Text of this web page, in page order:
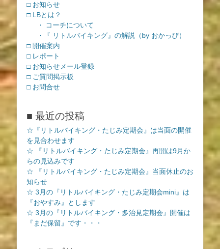
□ お知らせ
□ LBとは？
・ コーチについて
・『 リトルバイキング』の解説（by おかっぴ）
□ 開催案内
□ レポート
□ お知らせメール登録
□ ご質問掲示板
□ お問合せ
■ 最近の投稿
☆『リトルバイキング・たじみ定期会』は当面の開催
を見合わせます
☆ 『リトルバイキング・たじみ定期会』再開は9月か
らの見込みです
☆ 『リトルバイキング・たじみ定期会』当面休止のお
知らせ
☆ 3月の『リトルバイキング・たじみ定期会mini』は
『おやすみ』とします
☆ 3月の『リトルバイキング・多治見定期会』開催は
『まだ保留』です・・・